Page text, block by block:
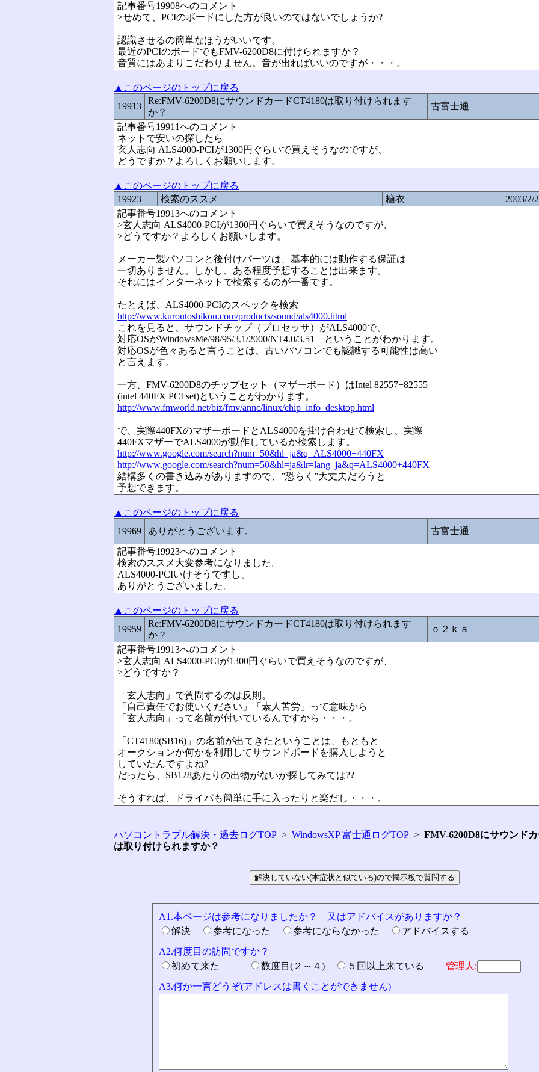
記事番号19908へのコメント
>せめて、PCIのボードにした方が良いのではないでしょうか?
認識させるの簡単なほうがいいです。
最近のPCIのボードでもFMV-6200D8に付けられますか？
音質にはあまりこだわりません。音が出ればいいのですが・・・。
▲このページのトップに戻る
19913
Re:FMV-6200D8にサウンドカードCT4180は取り付けられます
か？
古富士通
記事番号19911へのコメント
ネットで安いの探したら
玄人志向 ALS4000-PCIが1300円ぐらいで買えそうなのですが、
どうですか？よろしくお願いします。
▲このページのトップに戻る
19923
検索のススメ 糖衣
2003/2/
記事番号19913へのコメント
>玄人志向 ALS4000-PCIが1300円ぐらいで買えそうなのですが、
>どうですか？よろしくお願いします。
メーカー製パソコンと後付けパーツは、基本的には動作する保証は
一切ありません。しかし、ある程度予想することは出来ます。
それにはインターネットで検索するのが一番です。
たとえば、ALS4000-PCIのスペックを検索
http://www.kuroutoshikou.com/products/sound/als4000.html
これを見ると、サウンドチップ（プロセッサ）がALS4000で、
対応OSがWindowsMe/98/95/3.1/2000/NT4.0/3.51 ということがわかります。
対応OSが色々あると言うことは、古いパソコンでも認識する可能性は高い
と言えます。
一方、FMV-6200D8のチップセット（マザーボード）はIntel 82557+82555
(intel 440FX PCI set)ということがわかります。
http://www.fmworld.net/biz/fmv/annc/linux/chip_info_desktop.html
で、実際440FXのマザーボードとALS4000を掛け合わせて検索し、実際
440FXマザーでALS4000が動作しているか検索します。
http://www.google.com/search?num=50&hl=ja&q=ALS4000+440FX
http://www.google.com/search?num=50&hl=ja&lr=lang_ja&q=ALS4000+440FX
結構多くの書き込みがありますので、”恐らく”大丈夫だろうと
予想できます。
▲このページのトップに戻る
19969
ありがとうございます。 古富士通
記事番号19923へのコメント
検索のススメ大変参考になりました。
ALS4000-PCIいけそうですし、
ありがとうございました。
▲このページのトップに戻る
19959
Re:FMV-6200D8にサウンドカードCT4180は取り付けられます
か？
ｏ２ｋａ
記事番号19913へのコメント
>玄人志向 ALS4000-PCIが1300円ぐらいで買えそうなのですが、
>どうですか？
「玄人志向」で質問するのは反則。
「自己責任でお使いください」「素人苦労」って意味から
「玄人志向」って名前が付いているんですから・・・。
「CT4180(SB16)」の名前が出てきたということは、もともと
オークションか何かを利用してサウンドボードを購入しようと
していたんですよね?
だったら、SB128あたりの出物がないか探してみては??
そうすれば、ドライバも簡単に手に入ったりと楽だし・・・。
パソコントラブル解決・過去ログTOP > WindowsXP 富士通ログTOP > FMV-6200D8にサウンド
は取り付けられますか？
A1.本ページは参考になりましたか？ 又はアドバイスがありますか？
解決
参考になった 参考にならなかった
アドバイスする
A2.何度目の訪問ですか？
初めて来た
数度目(２～４) ５回以上来ている 管理人:
A3.何か一言どうぞ(アドレスは書くことができません)